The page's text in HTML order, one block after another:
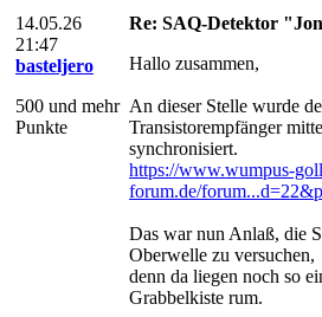
14.05.26
21:47
basteljero
500 und mehr
Punkte
Re: SAQ-Detektor
Hallo zusammen,
An dieser Stelle wurde
Transistorempfänger
synchronisiert.
https://www.wumpus-
forum.de/
Das war nun Anlaß, die
Oberwelle zu versuchen,
denn da liegen noch so
Grabbelkiste rum.